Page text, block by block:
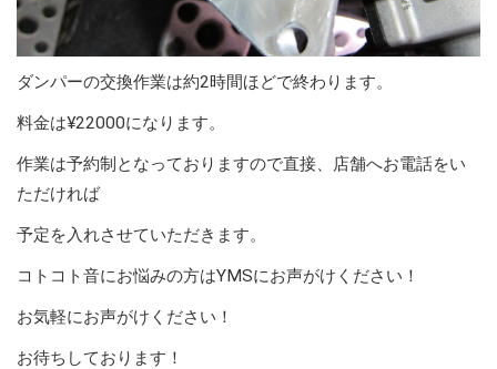
ダンパーの交換作業は約2時間ほどで終わります。
料金は¥22000になります。
作業は予約制となっておりますので直接、店舗へお電話をい
ただければ
予定を入れさせていただきます。
コトコト音にお悩みの方はYMSにお声がけください！
お気軽にお声がけください！
お待ちしております！